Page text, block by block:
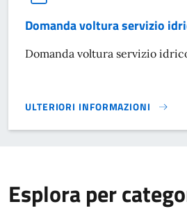
Domanda voltura servizio
Domanda voltura servizio
ULTERIORI INFORMAZIONI
DOMANDA VOLTURA SERVIZIO
Esplora per